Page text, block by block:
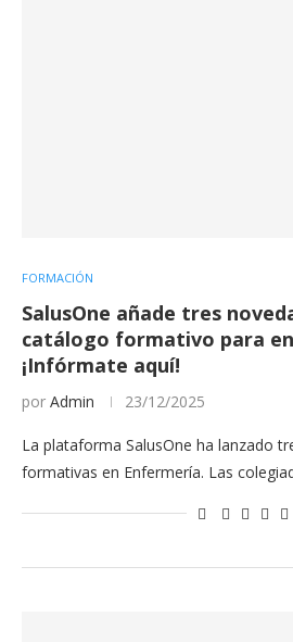
FORMACIÓN
SalusOne añade tres
catálogo formativo para
¡Infórmate aquí!
por Admin 23/12/2025
La plataforma SalusOne ha lanzado
formativas en Enfermería. Las